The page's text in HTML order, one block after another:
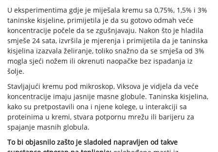
U eksperimentima gdje je miješala kremu sa 0,75%, 1,5% i 3%
taninske kisjeline, primijetila je da su gotovo odmah veće
koncentracije počele da se zgušnjavaju. Nakon što je hladila
smješe 24 sata, izvršila je mjerenja i primijetila da je taninska
kisjelina izazvala želiranje, toliko snažno da se smješa od 3%
mogla sjeći nožem ili okrenuti naopačke bez ispadanja iz
šolje.
Stavljajući kremu pod mikroskop, Viksova je vidjela da veće
koncentracije imaju jasnije masne globule. Taninska kisjelina,
kako su pretpostavili ona i njene kolege, u interakciji sa
proteinima u kremi, stvara potpornu mrežu ili barijeru za
spajanje masnih globula.
To bi objasnilo zašto je sladoled napravljen od takve